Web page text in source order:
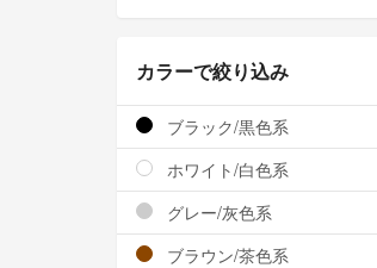
カラーで絞り込み
ブラック/黒色系
ホワイト/白色系
グレー/灰色系
ブラウン/茶色系